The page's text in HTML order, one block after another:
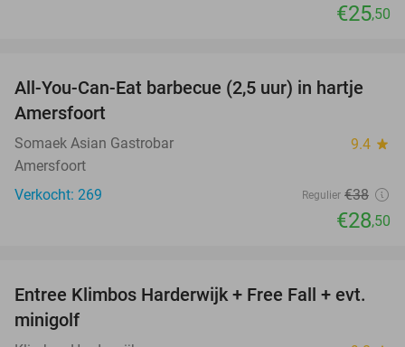
€25,50
25%
All-You-Can-Eat barbecue (2,5 uur) in hartje
Amersfoort
Somaek Asian Gastrobar 9.4 star
Amersfoort
Verkocht: 269
Regulier €38
€28,50
30%
Entree Klimbos Harderwijk + Free Fall + evt.
minigolf